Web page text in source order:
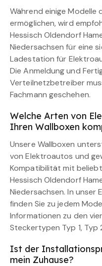
Während einige Modelle
ermöglichen, wird
Hessisch Oldendorf
Niedersachsen für eine
Ladestation für
Die Anmeldung und
Verteilnetzbetreiber
Fachmann geschehen.
Welche Arten von
Ihren Wallboxen
Unsere Wallboxen
von Elektroautos und
Kompatibilität mit
Hessisch Oldendorf
Niedersachsen. In unser
finden Sie zu jedem
Informationen zu den
Steckertypen Typ 1, Typ
Ist der
mein Zuhause?